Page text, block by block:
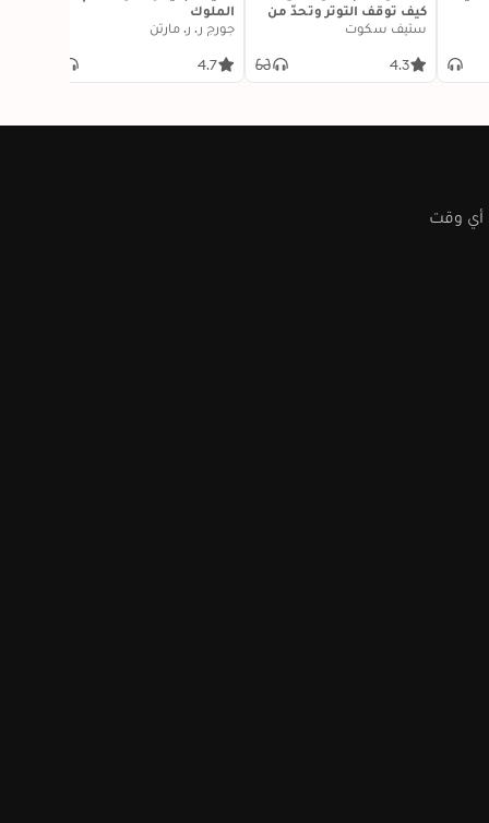
كيف توقف التوتر وتحدّ من
نوبات القلق وتقضي على
ستيف سكوت
4.3
الملوك
جورج ر. ر. مارتن
4.7
أي وقت